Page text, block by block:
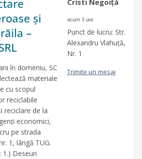
și
–
în domeniu, SC
materiale
cu scopul
reciclabile
reciclare de la
economici,
pe strada
1, lângă TUG.
Deseuri
Cristi Negoiță
acum 5 ani
Punct de lucru: Str.
Alexandru Vlahuță,
Nr. 1
Trimite un mesaj